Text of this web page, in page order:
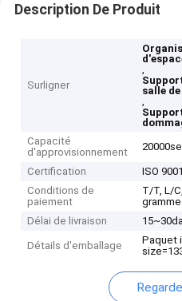
Description De Produit
Surligner
,
salle
,
Capacité
d'approvisionnement
Certification
ISO 9001
Conditions de
paiement
T/T, L/
Délai de livraison
Détails d'emballage
Paquet